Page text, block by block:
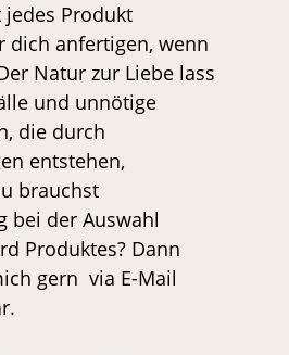
Produkt
dich anfertigen, wenn
Natur zur Liebe lass
und unnötige
die durch
entstehen,
brauchst
bei der Auswahl
Produktes? Dann
gern via E-Mail